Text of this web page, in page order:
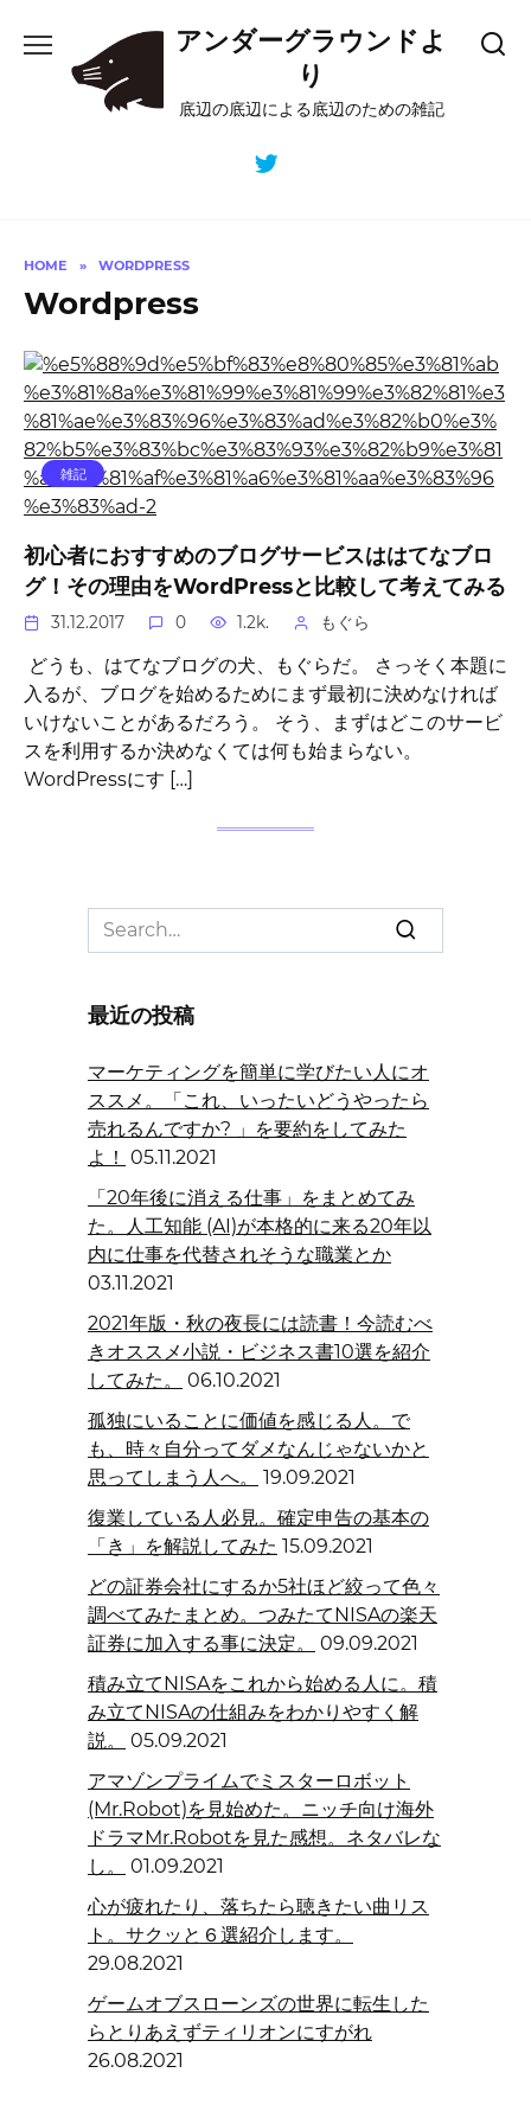
content
アンダーグラウンドよ
り
底辺の底辺による底辺のための雑記
HOME » WORDPRESS
Wordpress
雑記
初心者におすすめのブログサービスははてなブロ
グ！その理由をWordPressと比較して考えてみる
31.12.2017 0 1.2k. もぐら
どうも、はてなブログの犬、もぐらだ。 さっそく本題に
入るが、ブログを始めるためにまず最初に決めなければ
いけないことがあるだろう。 そう、まずはどこのサービ
スを利用するか決めなくては何も始まらない。
WordPressにす […]
Search
for:
最近の投稿
マーケティングを簡単に学びたい人にオ
ススメ。「これ、いったいどうやったら
売れるんですか? 」を要約をしてみた
よ！ 05.11.2021
「20年後に消える仕事」をまとめてみ
た。人工知能 (AI)が本格的に来る20年以
内に仕事を代替されそうな職業とか
03.11.2021
2021年版・秋の夜長には読書！今読むべ
きオススメ小説・ビジネス書10選を紹介
してみた。
06.10.2021
孤独にいることに価値を感じる人。で
も、時々自分ってダメなんじゃないかと
思ってしまう人へ。
19.09.2021
復業している人必見。確定申告の基本の
「き」を解説してみた 15.09.2021
どの証券会社にするか5社ほど絞って色々
調べてみたまとめ。つみたてNISAの楽天
証券に加入する事に決定。
09.09.2021
積み立てNISAをこれから始める人に。積
み立てNISAの仕組みをわかりやすく解
説。
05.09.2021
アマゾンプライムでミスターロボット
(Mr.Robot)を見始めた。ニッチ向け海外
ドラマMr.Robotを見た感想。ネタバレな
し。
01.09.2021
心が疲れたり、落ちたら聴きたい曲リス
ト。サクッと６選紹介します。
29.08.2021
ゲームオブスローンズの世界に転生した
らとりあえずティリオンにすがれ
26.08.2021